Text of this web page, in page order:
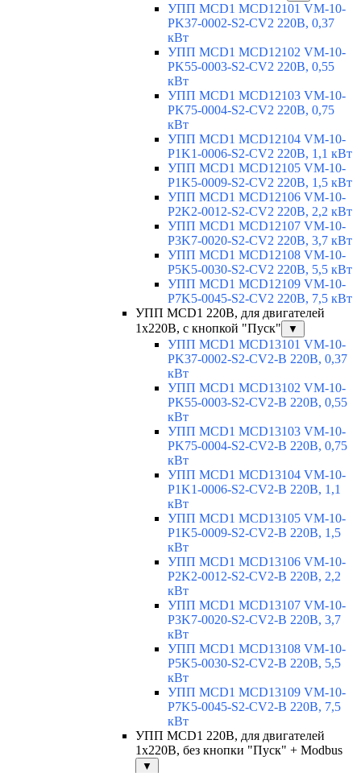
УПП MCD1 MCD12101 VM-10-
PK37-0002-S2-CV2 220В, 0,37
кВт
УПП MCD1 MCD12102 VM-10-
PK55-0003-S2-CV2 220В, 0,55
кВт
УПП MCD1 MCD12103 VM-10-
PK75-0004-S2-CV2 220В, 0,75
кВт
УПП MCD1 MCD12104 VM-10-
P1K1-0006-S2-CV2 220В, 1,1 кВт
УПП MCD1 MCD12105 VM-10-
P1K5-0009-S2-CV2 220В, 1,5 кВт
УПП MCD1 MCD12106 VM-10-
P2K2-0012-S2-CV2 220В, 2,2 кВт
УПП MCD1 MCD12107 VM-10-
P3K7-0020-S2-CV2 220В, 3,7 кВт
УПП MCD1 MCD12108 VM-10-
P5K5-0030-S2-CV2 220В, 5,5 кВт
УПП MCD1 MCD12109 VM-10-
P7K5-0045-S2-CV2 220В, 7,5 кВт
УПП MCD1 220В, для двигателей
1х220В, с кнопкой "Пуск"
▼
УПП MCD1 MCD13101 VM-10-
PK37-0002-S2-CV2-B 220В, 0,37
кВт
УПП MCD1 MCD13102 VM-10-
PK55-0003-S2-CV2-B 220В, 0,55
кВт
УПП MCD1 MCD13103 VM-10-
PK75-0004-S2-CV2-B 220В, 0,75
кВт
УПП MCD1 MCD13104 VM-10-
P1K1-0006-S2-CV2-B 220В, 1,1
кВт
УПП MCD1 MCD13105 VM-10-
P1K5-0009-S2-CV2-B 220В, 1,5
кВт
УПП MCD1 MCD13106 VM-10-
P2K2-0012-S2-CV2-B 220В, 2,2
кВт
УПП MCD1 MCD13107 VM-10-
P3K7-0020-S2-CV2-B 220В, 3,7
кВт
УПП MCD1 MCD13108 VM-10-
P5K5-0030-S2-CV2-B 220В, 5,5
кВт
УПП MCD1 MCD13109 VM-10-
P7K5-0045-S2-CV2-B 220В, 7,5
кВт
УПП MCD1 220В, для двигателей
1х220В, без кнопки "Пуск" + Modbus
▼